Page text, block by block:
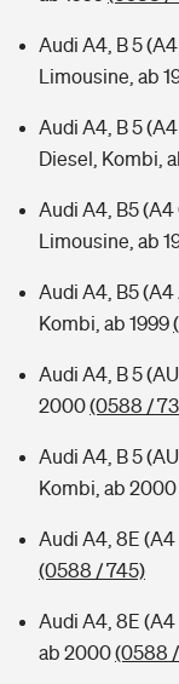
Audi A4, B 5
Limousine, ab
Audi A4, B 5
Diesel, Kombi,
Audi A4, B5 (A4
Limousine, ab
Audi A4, B5 (A4
Kombi, ab 1999
Audi A4, B 5
2000(0588 /
Audi A4, B 5
Kombi, ab 2000
Audi A4, 8E
(0588 / 745)
Audi A4, 8E (A4
ab 2000(0588